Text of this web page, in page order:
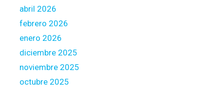
e
c
t
m
o
abril 2026
febrero 2026
enero 2026
diciembre 2025
noviembre 2025
octubre 2025